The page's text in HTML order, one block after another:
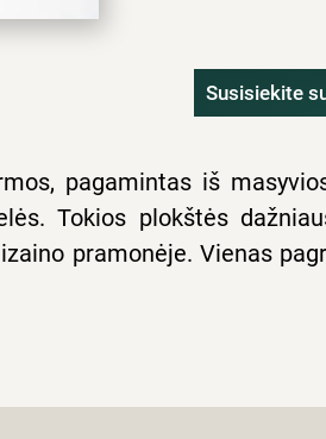
Susisiekite
pagamintas iš
Tokios plokštės
pramonėje. Vienas